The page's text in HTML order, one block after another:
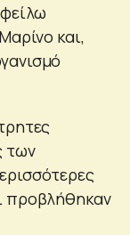
και,
των
προβλήθηκαν